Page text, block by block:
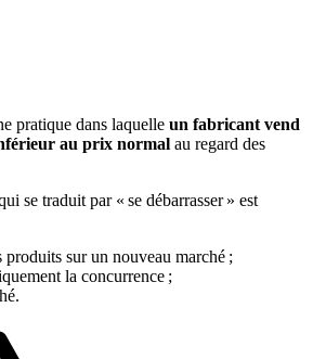
pays
pratique dans laquelle un fabricant vend
au prix normal au regard des
se traduit par « se débarrasser » est
produits sur un nouveau marché ;
la concurrence ;